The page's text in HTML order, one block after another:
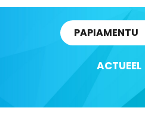
PAPIAMENTU
ACTUEEL